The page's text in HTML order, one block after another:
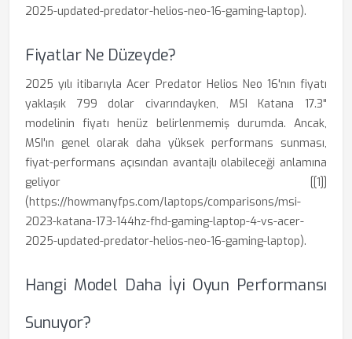
2025-updated-predator-helios-neo-16-gaming-laptop).
Fiyatlar Ne Düzeyde?
2025 yılı itibarıyla Acer Predator Helios Neo 16'nın fiyatı
yaklaşık 799 dolar civarındayken, MSI Katana 17.3"
modelinin fiyatı henüz belirlenmemiş durumda. Ancak,
MSI'ın genel olarak daha yüksek performans sunması,
fiyat-performans açısından avantajlı olabileceği anlamına
geliyor [[1]]
(https://howmanyfps.com/laptops/comparisons/msi-
2023-katana-173-144hz-fhd-gaming-laptop-4-vs-acer-
2025-updated-predator-helios-neo-16-gaming-laptop).
Hangi Model Daha İyi Oyun Performansı
Sunuyor?